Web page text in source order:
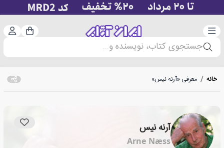
دسته‌بندی سبد
جستجوی کتاب، نویسنده و...
خانه / معرفی «آرنه نیس»
آرنه نیس
Arne Næss